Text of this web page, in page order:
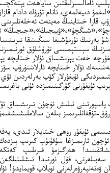
ئامالسىزلىقتىن ساياھەت
دىيەلمەي، ئانام تۈرۈك دادام
قارا خىتاينىڭ مەينەت
يەرنىڭ تۇرمۇشىغا سىڭىشقا
سېستېمىسى تۇرۇشلۇق
خەت يېزىشساق ئۇلار خىتايچە
ئۇلار خىتايچە ئارلاشتۇرۇپ
ئۇيغۇرلار كۆپ يەرلەردىن
ئۇيغۇرنى كۆرگىنىمىزدە ئۇنى
پاسپورتىنى ئىلىش ئۈچۈن تىرىشساق
تۇققانلىرىمىز بىلەن
ئۇيغۇر روھى خىتايلار ئىدى،
ئۈچۈن ئارىمىزغا سۇقۇنۇپ كىرىپ
ھەرگىزمۇ قىرىلىپ
سەبىلەرنى، قۇل ئورنىدا
ۋەتەنپەرۋەرلەرنى ئويلاپ قويمايدۇ!